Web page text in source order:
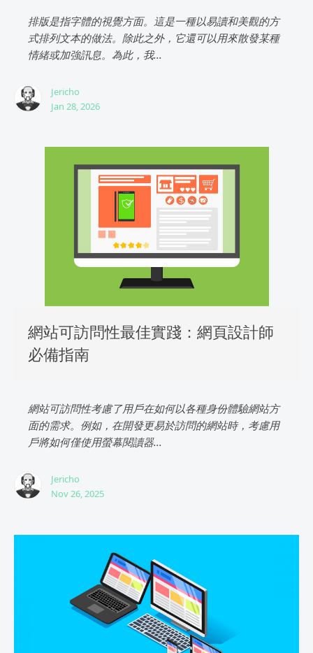
排版是指字體的視覺方面。這是一種以易讀和美觀的方
式排列文本的做法。除此之外，它還可以用來散發某種
情緒或加強訊息。為此，我...
Jericho
Jan 28, 2026
網站可訪問性最佳實踐：網頁設計師
必備指南
網站可訪問性考慮了用戶在如何以各種身份體驗網站方
面的需求。例如，在開發更易於訪問的網站時，考慮用
戶將如何僅使用螢幕閱讀器...
Jericho
Nov 26, 2025